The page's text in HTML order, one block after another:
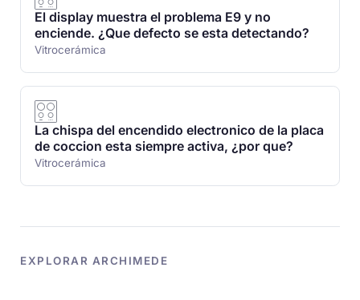
El display muestra el problema E9 y no
enciende. ¿Que defecto se esta detectando?
Vitrocerámica
La chispa del encendido electronico de la placa
de coccion esta siempre activa, ¿por que?
Vitrocerámica
EXPLORAR ARCHIMEDE